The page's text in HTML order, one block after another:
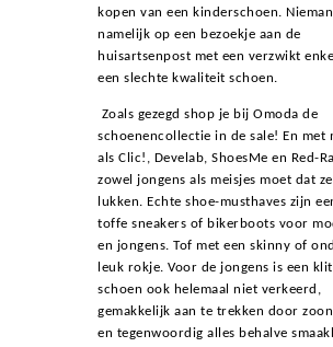
kopen van een kinderschoen.
namelijk op een bezoekje aan de
huisartsenpost met een verzwikt
een slechte kwaliteit schoen.
Zoals gezegd shop je bij Omoda de
schoenencollectie in de sale! En met
als Clic!, Develab, ShoesMe en Red-
zowel jongens als meisjes moet dat
lukken. Echte shoe-musthaves zijn
toffe sneakers of bikerboots voor
en jongens. Tof met een skinny of
leuk rokje. Voor de jongens is een
schoen ook helemaal niet verkeerd,
gemakkelijk aan te trekken door
en tegenwoordig alles behalve